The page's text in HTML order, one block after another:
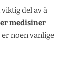
del av å
medisiner
er noen vanlige